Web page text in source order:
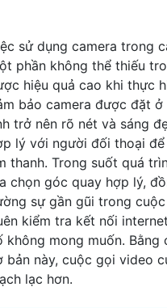
sử dụng camera trong
phần không thể thiếu
hiệu quả cao khi thực
bảo camera được đặt
trở nên rõ nét và sáng
lý với người đối thoại
thanh. Trong suốt quá
chọn góc quay hợp lý,
sự gần gũi trong
kiểm tra kết nối
không mong muốn. Bằng
bản này, cuộc gọi video
lạc hơn.